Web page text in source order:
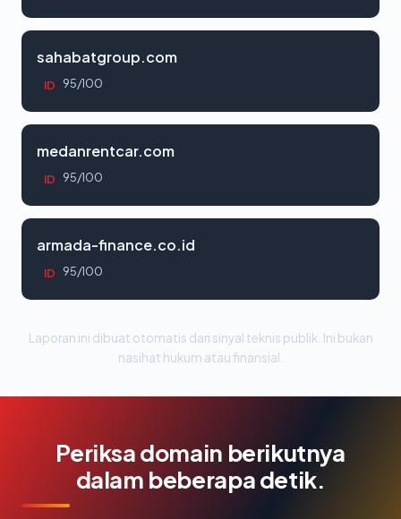
sahabatgroup.com
ID 95/100
medanrentcar.com
ID 95/100
armada-finance.co.id
ID 95/100
Laporan ini dibuat otomatis dari sinyal teknis publik. Ini bukan
nasihat hukum atau finansial.
Periksa domain berikutnya
dalam beberapa detik.